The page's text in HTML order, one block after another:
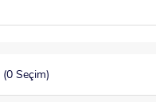
(0 Seçim)